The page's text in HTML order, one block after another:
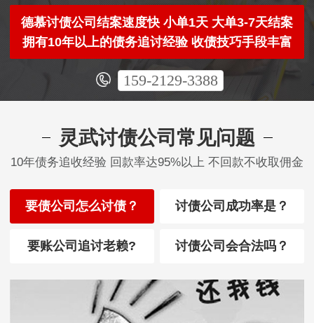
德慕讨债公司结案速度快 小单1天 大单3-7天结案
拥有10年以上的债务追讨经验 收债技巧手段丰富
159-2129-3388
灵武讨债公司常见问题
10年债务追收经验 回款率达95%以上 不回款不收取佣金
要债公司怎么讨债？ 讨债公司成功率是？
要账公司追讨老赖? 讨债公司会合法吗？